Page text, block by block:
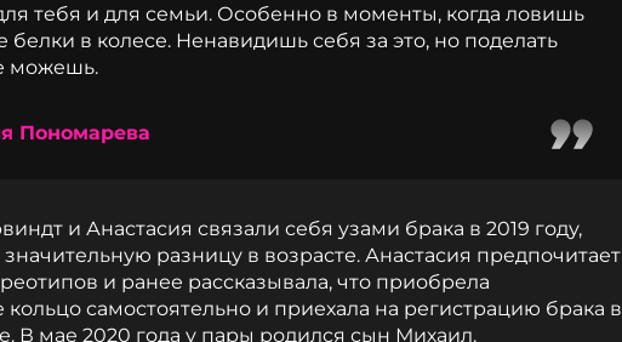
тебя и для семьи. Особенно в моменты, когда ловишь
белки в колесе. Ненавидишь себя за это, но поделать
можешь.
Пономарева
и Анастасия связали себя узами брака в 2019 году,
разницу в возрасте. Анастасия предпочитает
и ранее рассказывала, что приобрела
кольцо самостоятельно и приехала на регистрацию брака в
В мае 2020 года у пары родился сын Михаил.